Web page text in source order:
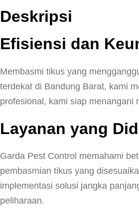
Deskripsi
Efisiensi dan
Membasmi tikus yang
terdekat di Bandung Barat, kami
profesional, kami siap menangani
Layanan yang
Garda Pest Control memahami
pembasmian tikus yang
implementasi solusi jangka
peliharaan.